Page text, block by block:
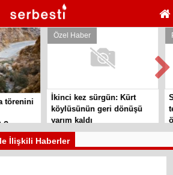
Özel Haber
İkinci kez sürgün: Kürt
köylüsünün geri dönüşü
yarım kaldı
İlişkili Haberler